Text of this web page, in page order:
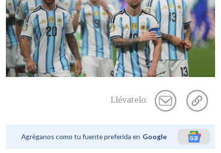
Llévatelo:
Agréganos como tu fuente preferida en Google